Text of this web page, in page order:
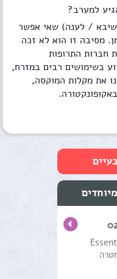
למערב?
(שיבא / לענה) שאי אפשר
מסיבה זו הוא לא זכה
חברות התרופות
בשימושים רבים במזרח,
את מקלות המוקסה,